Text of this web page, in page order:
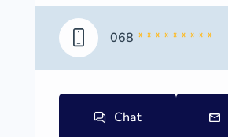
068 * * * * * * * * *
Chat